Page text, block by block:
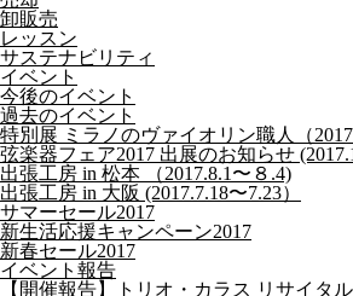
卸販売
レッスン
サステナビリティ
イベント
今後のイベント
過去のイベント
特別展 ミラノのヴァイオリン職人（
弦楽器フェア2017 出展のお知らせ
出張工房 in 松本 （2017.8.1〜８.4)
出張工房 in 大阪 (2017.7.18〜7.23）
サマーセール2017
新生活応援キャンペーン2017
新春セール2017
イベント報告
【開催報告】トリオ・カラス リサイタ